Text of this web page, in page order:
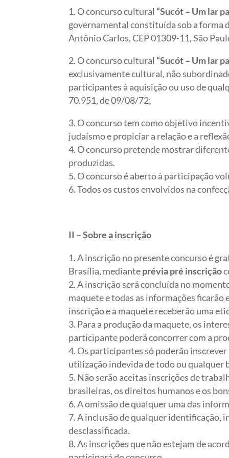
O concurso cultural “Sucót – Um lar
governamental constituída sob a forma
Antônio Carlos, CEP 01309-11, São
O concurso cultural “Sucót – Um lar
exclusivamente cultural, não
participantes à aquisição ou uso de
70.951, de 09/08/72;
O concurso tem como objetivo
judaísmo e propiciar a relação e a
O concurso pretende mostrar
produzidas.
O concurso é aberto à participação
Todos os custos envolvidos na
II – Sobre a inscrição
A inscrição no presente concurso é
Brasília, medianteprévia pré inscrição
A inscrição será concluída no
maquete e todas as informações
inscrição e a maquete receberão uma
Para a produção da maquete, os
participante poderá concorrer com a
Os participantes só poderão
utilização indevida de todo ou
Não serão aceitas inscrições de
brasileiras, os direitos humanos e os
A omissão de qualquer uma das
A inclusão de qualquer identificação,
desclassificada.
As inscrições que não estejam de